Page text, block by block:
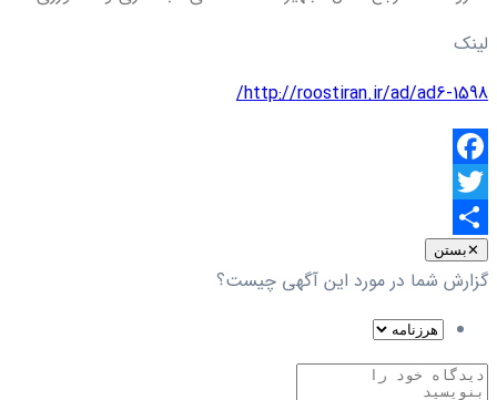
لینک
http://roostiran.ir/ad/ad6-1598/
Facebook
Twitter
اشتراک
گذاری
✕بستن
گزارش شما در مورد این آگهی چیست؟